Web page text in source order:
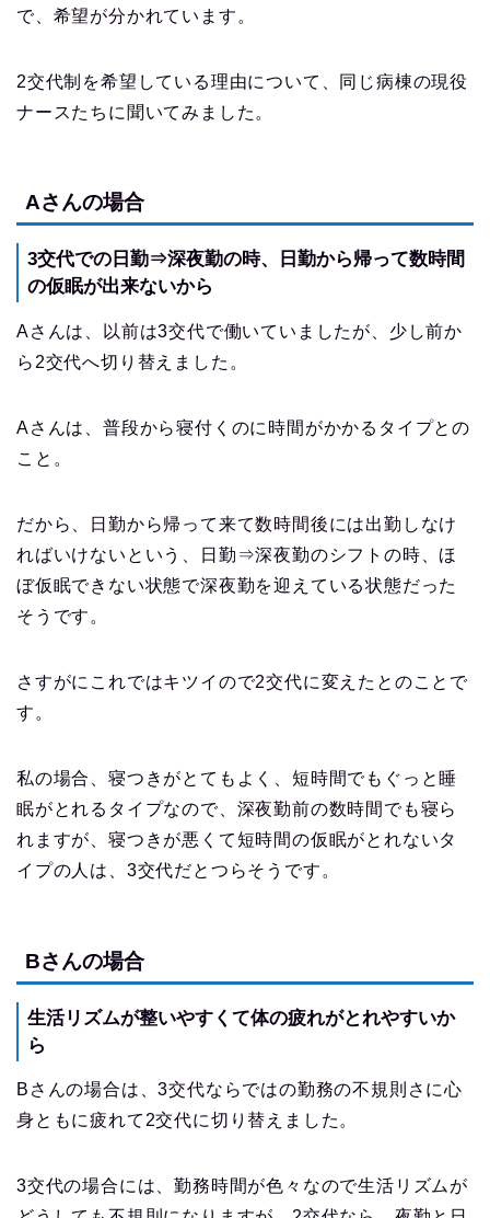
で、希望が分かれています。
2交代制を希望している理由について、同じ病棟の現役
ナースたちに聞いてみました。
Aさんの場合
3交代での日勤⇒深夜勤の時、日勤から帰って数時間
の仮眠が出来ないから
Aさんは、以前は3交代で働いていましたが、少し前か
ら2交代へ切り替えました。
Aさんは、普段から寝付くのに時間がかかるタイプとの
こと。
だから、日勤から帰って来て数時間後には出勤しなけ
ればいけないという、日勤⇒深夜勤のシフトの時、ほ
ぼ仮眠できない状態で深夜勤を迎えている状態だった
そうです。
さすがにこれではキツイので2交代に変えたとのことで
す。
私の場合、寝つきがとてもよく、短時間でもぐっと睡
眠がとれるタイプなので、深夜勤前の数時間でも寝ら
れますが、寝つきが悪くて短時間の仮眠がとれないタ
イプの人は、3交代だとつらそうです。
Bさんの場合
生活リズムが整いやすくて体の疲れがとれやすいか
ら
Bさんの場合は、3交代ならではの勤務の不規則さに心
身ともに疲れて2交代に切り替えました。
3交代の場合には、勤務時間が色々なので生活リズムが